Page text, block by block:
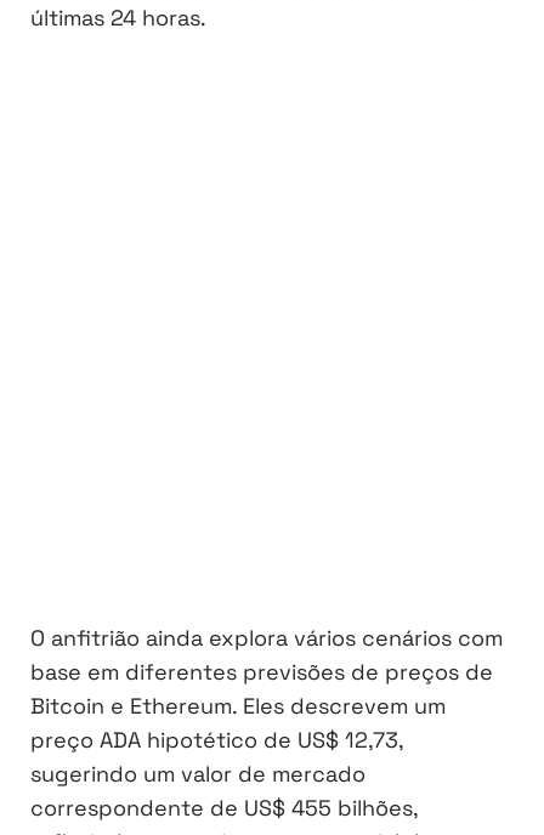
últimas 24 horas.
O anfitrião ainda explora vários cenários com
base em diferentes previsões de preços de
Bitcoin e Ethereum. Eles descrevem um
preço ADA hipotético de US$ 12,73,
sugerindo um valor de mercado
correspondente de US$ 455 bilhões,